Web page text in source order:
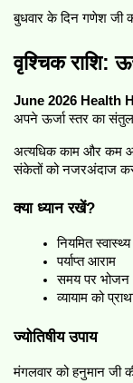
बुधवार के दिन गणेश जी
वृश्चिक राशि:
June 2026 Health
अपने ऊर्जा स्तर का
अत्यधिक काम और कम
संकेतों को नजरअंदाज
क्या ध्यान रखें?
नियमित
पर्याप्त आराम
समय पर भोजन
व्यायाम को
ज्योतिषीय उपाय
मंगलवार को हनुमान जी